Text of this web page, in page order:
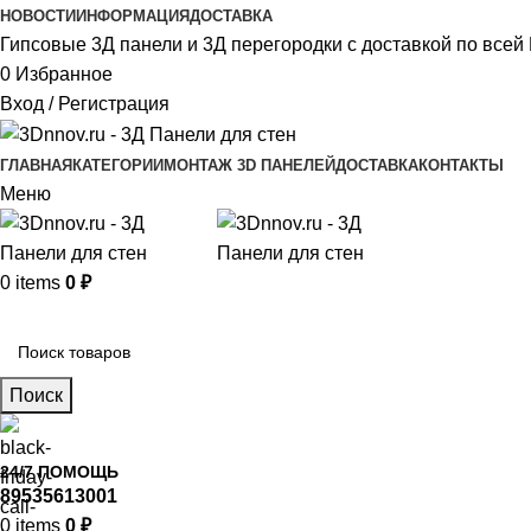
НОВОСТИ ИНФОРМАЦИЯДОСТАВКА
Гипсовые 3Д панели и 3Д перегородки с доставкой по всей
0 Избранное
Вход / Регистрация
ГЛАВНАЯ КАТЕГОРИИ МОНТАЖ 3D ПАНЕЛЕЙДОСТАВКАКОНТАКТЫ
Меню
0 items 0 ₽
Поиск
24/7 ПОМОЩЬ
89535613001
0 items 0 ₽